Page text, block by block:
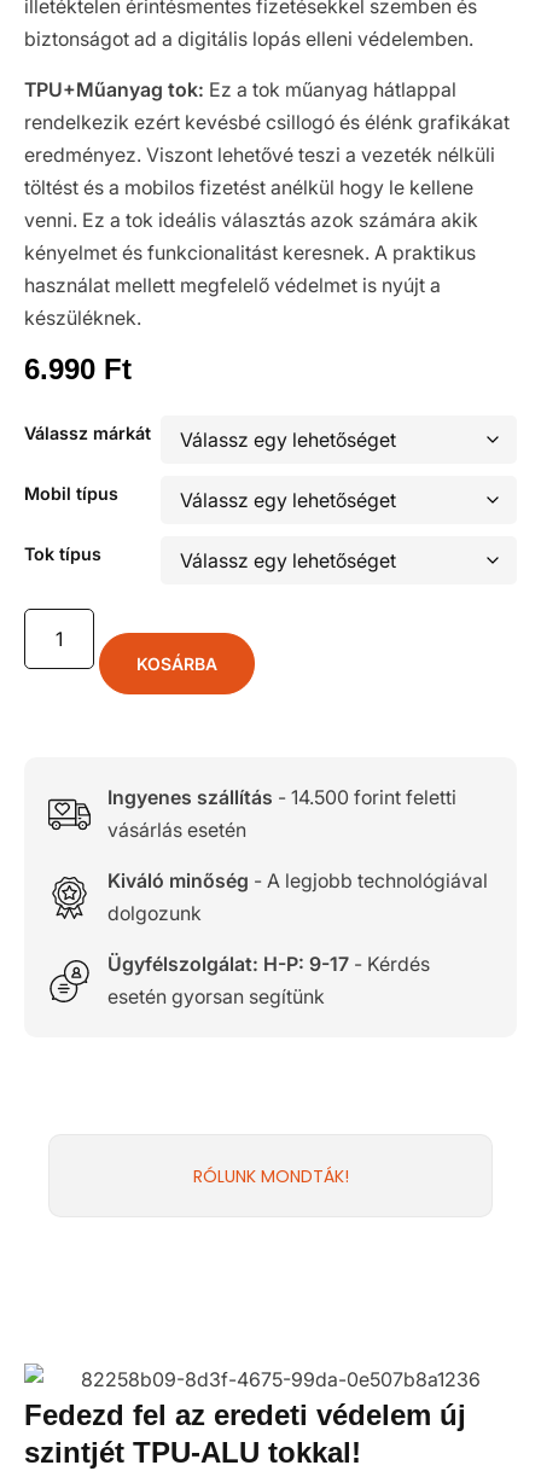
illetéktelen érintésmentes fizetésekkel szemben és
biztonságot ad a digitális lopás elleni védelemben.
TPU+Műanyag tok: Ez a tok műanyag hátlappal
rendelkezik ezért kevésbé csillogó és élénk grafikákat
eredményez. Viszont lehetővé teszi a vezeték nélküli
töltést és a mobilos fizetést anélkül hogy le kellene
venni. Ez a tok ideális választás azok számára akik
kényelmet és funkcionalitást keresnek. A praktikus
használat mellett megfelelő védelmet is nyújt a
készüléknek.
6.990 Ft
Válassz márkát
Mobil típus
Tok típus
KOSÁRBA
Ingyenes szállítás - 14.500 forint feletti
vásárlás esetén
Kiváló minőség - A legjobb technológiával
dolgozunk
Ügyfélszolgálat: H-P: 9-17- Kérdés
esetén gyorsan segítünk
RÓLUNK MONDTÁK!
Fedezd fel az eredeti védelem új
szintjét TPU-ALU tokkal!